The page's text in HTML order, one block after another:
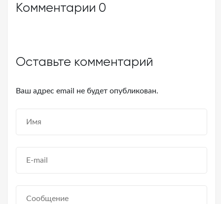
Комментарии 0
Оставьте комментарий
Ваш адрес email не будет опубликован.